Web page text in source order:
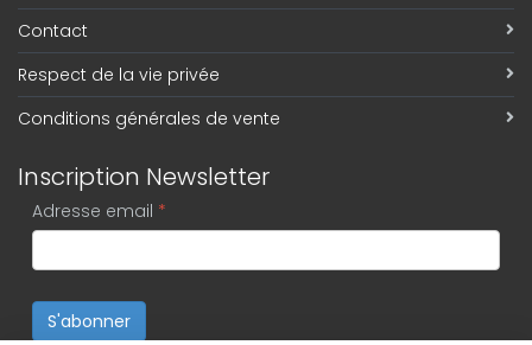
Contact
Respect de la vie privée
Conditions générales de vente
Inscription Newsletter
Adresse email *
S'abonner